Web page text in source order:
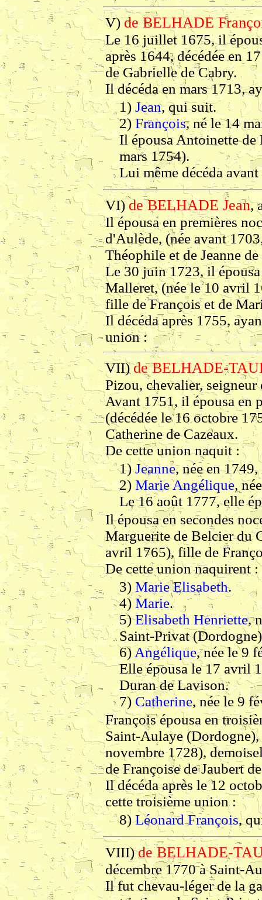
V)de BELHADE
Le 16 juillet 1675, il
après 1644, décédée en
de Gabrielle de Cabry.
Il décéda en mars 1713,
1) Jean, qui suit.
2)François, né le 14
Il épousa Antoinette de
mars 1754).
Lui même décéda
VI)de BELHADE Jean,
Il épousa en premières
d'Aulède, (née avant
Théophile et de Jeanne
Le 30 juin 1723, il
Malleret, (née le 10 avril
fille de François et de
Il décéda après 1755,
union :
VII)de BELHADE-
Pizou, chevalier,
Avant 1751, il épousa en
(décédée le 16 octobre
Catherine de Cazeaux.
De cette union naquit :
1)Jeanne, née en 1749,
2) Marie Angélique,
Le 16 août 1777, elle
Il épousa en secondes
Marguerite de Belcier du
avril 1765), fille de
De cette union naquirent :
3) Marie Elisabeth.
4) Marie.
5)Elisabeth Henriette,
Saint-Privat
6)Angélique, née le 9
Elle épousa le 17 avril
Duran de Lavison.
7) Catherine, née le 9
François épousa en
Saint-Aulaye
novembre 1728),
de Françoise de Jaubert
Il décéda après le 12
cette troisième union :
8)Léonard François,
VIII)de BELHADE-
décembre 1770 à Saint-
Il fut chevau-léger de la